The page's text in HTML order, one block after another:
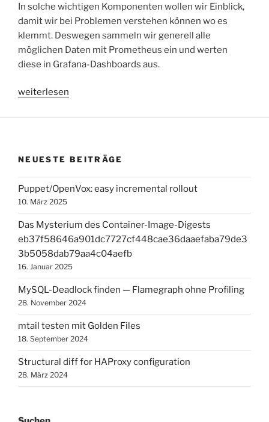
In solche wichtigen Komponenten wollen wir Einblick,
damit wir bei Problemen verstehen können wo es
klemmt. Deswegen sammeln wir generell alle
möglichen Daten mit Prometheus ein und werten
diese in Grafana-Dashboards aus.
„Prometheus-
mit
Mtail“
weiterlesen
NEUESTE BEITRÄGE
Puppet/OpenVox: easy incremental rollout
10. März 2025
Das Mysterium des Container-Image-Digests
eb37f58646a901dc7727cf448cae36daaefaba79de3
3b5058dab79aa4c04aefb
16. Januar 2025
MySQL-Deadlock finden — Flamegraph ohne Profiling
28. November 2024
mtail testen mit Golden Files
18. September 2024
Structural diff for HAProxy configuration
28. März 2024